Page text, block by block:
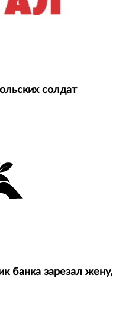
солдат
банка зарезал жену,